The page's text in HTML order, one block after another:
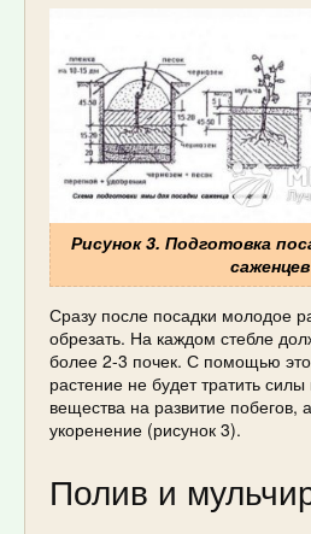
Рисунок 3. Подготовка
саженцев
Сразу после посадки молодое
обрезать. На каждом стебле
более 2-3 почек. С помощью
растение не будет тратить
вещества на развитие побегов,
укоренение (рисунок 3).
Полив и